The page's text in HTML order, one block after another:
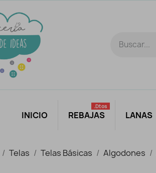
INICIO REBAJAS
.dtos
LANAS
Telas Telas Básicas Algodones